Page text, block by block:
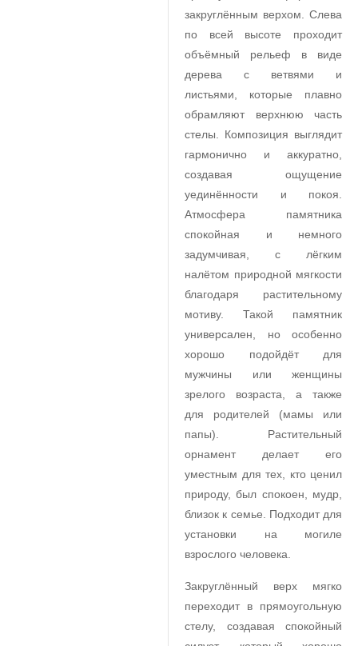
закруглённым верхом. Слева
по всей высоте проходит
объёмный рельеф в виде
дерева с ветвями и
листьями, которые плавно
обрамляют верхнюю часть
стелы. Композиция выглядит
гармонично и аккуратно,
создавая ощущение
уединённости и покоя.
Атмосфера памятника
спокойная и немного
задумчивая, с лёгким
налётом природной мягкости
благодаря растительному
мотиву. Такой памятник
универсален, но особенно
хорошо подойдёт для
мужчины или женщины
зрелого возраста, а также
для родителей (мамы или
папы). Растительный
орнамент делает его
уместным для тех, кто ценил
природу, был спокоен, мудр,
близок к семье. Подходит для
установки на могиле
взрослого человека.
Закруглённый верх мягко
переходит в прямоугольную
стелу, создавая спокойный